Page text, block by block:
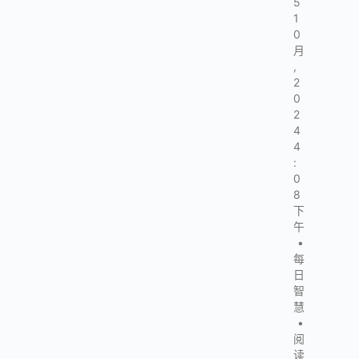
1
0
月
,
2
0
2
4
4
:
0
8
下
午
•
每
日
智
慧
•
阅
读